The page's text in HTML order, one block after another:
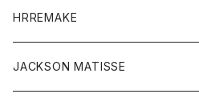
コート
ウォレット
ストール
キッズ
Tシャツ
グッズ
カーディガン
コート
キッズ
Tシャツ
グッズ
ブラウス
ワンピース
HRREMAKE
バック
JACKSON MATISSE